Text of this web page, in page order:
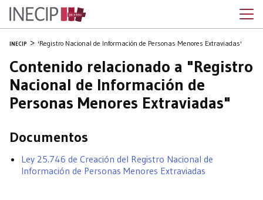
INECIP 'Registro Nacional de Información de Personas Menores Extraviadas'
Contenido relacionado a "Registro
Nacional de Información de
Personas Menores Extraviadas"
Documentos
Ley 25.746 de Creación del Registro Nacional de
Información de Personas Menores Extraviadas